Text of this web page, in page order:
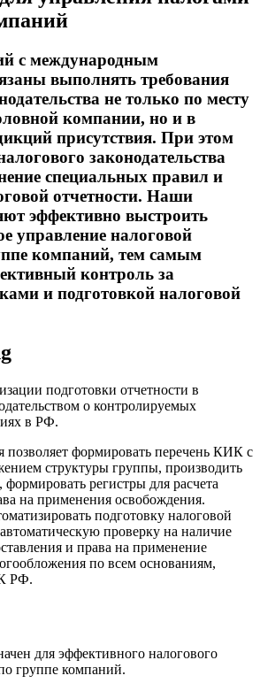
с международным
выполнять требования
не только по месту
компании, но и в
присутствия. При этом
законодательства
специальных правил и
отчетности. Наши
эффективно выстроить
управление налоговой
компаний, тем самым
контроль за
и подготовкой налоговой
подготовки отчетности в
о контролируемых
в РФ.
формировать перечень КИК с
структуры группы, производить
формировать регистры для расчета
на применения освобождения.
подготовку налоговой
проверку на наличие
и права на применение
по всем основаниям,
РФ.
для эффективного налогового
группе компаний.